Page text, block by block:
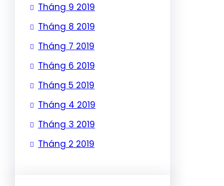
Tháng 9 2019
Tháng 8 2019
Tháng 7 2019
Tháng 6 2019
Tháng 5 2019
Tháng 4 2019
Tháng 3 2019
Tháng 2 2019